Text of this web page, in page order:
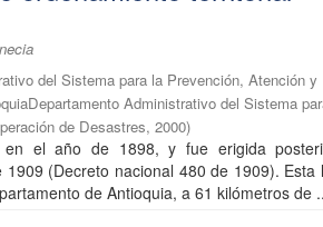
del Sistema para la Prevención, Atención y
Administrativo del Sistema
de Desastres, 2000)
en el año de 1898, y fue erigida
1909 (Decreto nacional 480 de 1909). Esta
de Antioquia, a 61 kilómetros de